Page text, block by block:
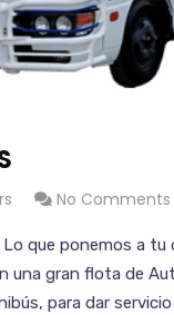
No Comments
que ponemos a tu
una gran flota de
para dar